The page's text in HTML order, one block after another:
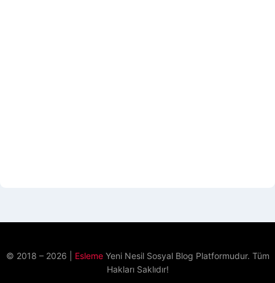
© 2018 – 2026 | EslemeYeni Nesil Sosyal Blog Platformudur. Tüm
Hakları Saklıdır!